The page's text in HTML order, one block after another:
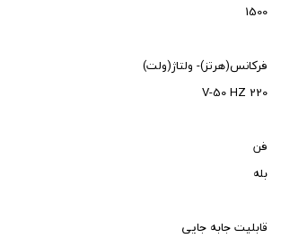
1500
فرکانس(هرتز)- ولتاژ(ولت)
220 V-50 HZ
فن
بله
قابلیت جابه جایی